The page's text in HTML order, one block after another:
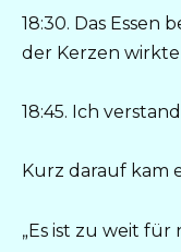
18:30. Das Essen
der Kerzen
18:45. Ich
Kurz darauf kam
„Es ist zu weit